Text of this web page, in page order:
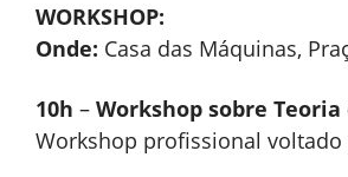
WORKSHOP:
Onde: Casa das Máquinas,
10h – Workshop sobre Teoria
Workshop profissional